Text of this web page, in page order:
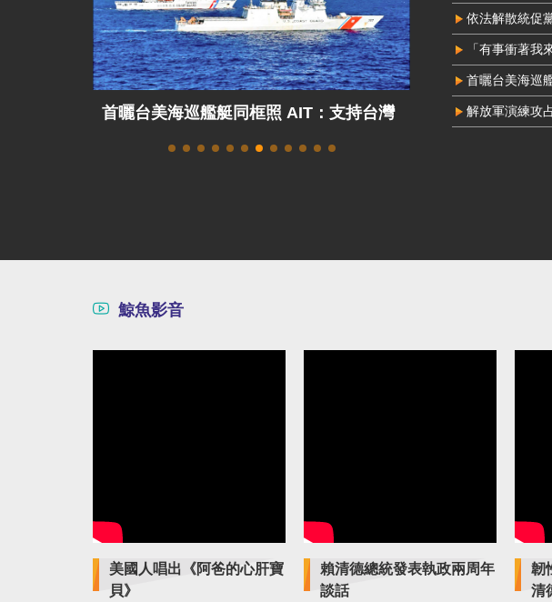
首曬台美海巡艦艇同框照 AIT：支持台灣
解放軍演練攻占
部：威脅非常嚴峻
依法解散統促
「有事衝著我
首曬台美海巡
解放軍演練攻
鯨魚影音
美國人唱出《阿爸的心肝寶
貝》
賴清德總統發表執政兩周年
談話
韌
清